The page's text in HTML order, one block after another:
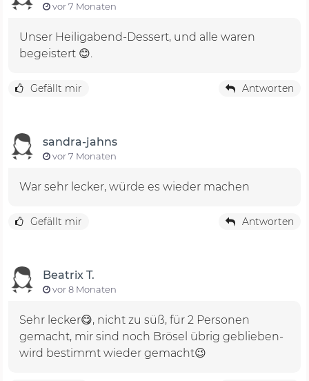
vor 7 Monaten
Unser Heiligabend-Dessert, und alle waren
begeistert 😊.
Gefällt mir Antworten
sandra-jahns
vor 7 Monaten
War sehr lecker, würde es wieder machen
Gefällt mir Antworten
Beatrix T.
vor 8 Monaten
Sehr lecker😋, nicht zu süß, für 2 Personen
gemacht, mir sind noch Brösel übrig geblieben-
wird bestimmt wieder gemacht😉